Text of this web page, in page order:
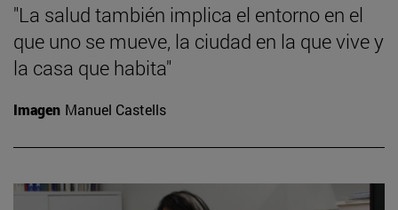
"La salud también implica el entorno en el
que uno se mueve, la ciudad en la que vive y
la casa que habita"
Imagen Manuel Castells